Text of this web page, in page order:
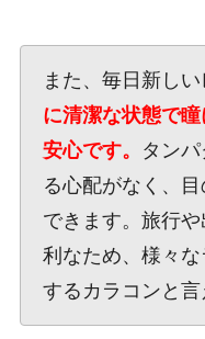
また、毎日新し
に清潔な状態で
安心です。
タン
る心配がなく、
できます。旅行
利なため、様々
するカラコンと言